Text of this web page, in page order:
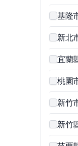
基隆
新北
宜蘭
桃園
新竹
新竹